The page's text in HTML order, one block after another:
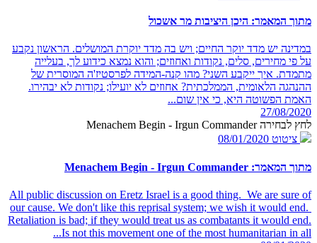
מתוך המאמר: היכן היציבות מר אשכול
במדינה יש מדד יוקר החיים; ויש בה מדד יוקרת המושלים. הראשון נקבע
על פי מחירים, סלים, נקודות ואחוזים; והוא נמצא כידוע לך, בעלייה
מתמדת. איך ייקבע השני? מהו קנה-המידה לפרסטיז'ה המוסרית של
ההנהגה הלאומית, הממלכתית? אחוזים לא יועילו; נקודות לא יבהירו.
האמת הפשוטה היא, כי אין שום...
27/08/2020
לחץ לבחירה Menachem Begin - Irgun Commander
ציטוט 08/01/2020
מתוך המאמר: Menachem Begin - Irgun Commander
All public discussion on Eretz Israel is a good thing. We are sure of
our cause. We don't like this reprisal system; we wish it would end.
Retaliation is bad; if they would treat us as combatants it would end.
Is not this movement one of the most humanitarian in all...